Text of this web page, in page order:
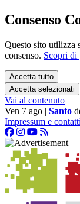
Consenso
Questo sito utilizza
consenso. Scopri di
Accetta tutto
Accetta selezionati
Vai al contenuto
Ven 7 ago | Santo
Impressum e contatti